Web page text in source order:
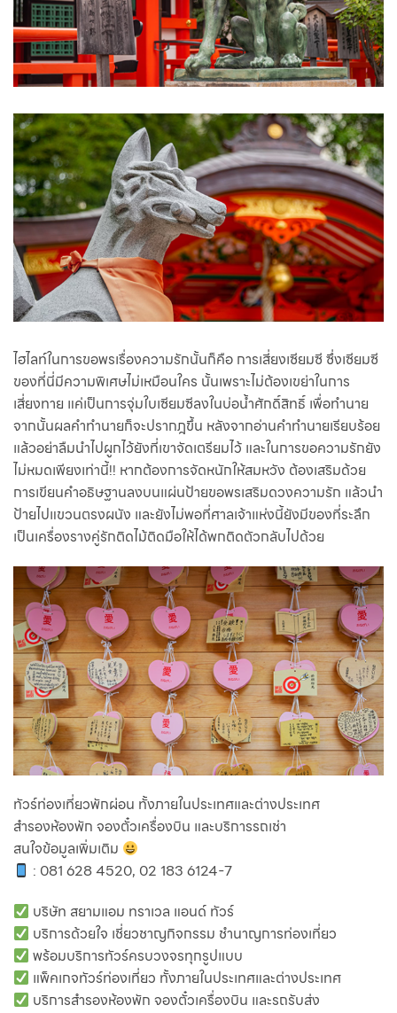
ไฮไลท์ในการขอพรเรื่องความรักนั้นก็คือ การเสี่ยงเซียมซี ซึ่งเซียมซี
ของที่นี่มีความพิเศษไม่เหมือนใคร นั้นเพราะไม่ต้องเขย่าในการ
เสี่ยงทาย แค่เป็นการจุ่มใบเซียมซีลงในบ่อน้ำศักดิ์สิทธิ์ เพื่อทำนาย
จากนั้นผลคำทำนายก็จะปรากฎขึ้น หลังจากอ่านคำทำนายเรียบร้อย
แล้วอย่าลืมนำไปผูกไว้ยังที่เขาจัดเตรียมไว้ และในการขอความรักยัง
ไม่หมดเพียงเท่านี้!! หากต้องการจัดหนักให้สมหวัง ต้องเสริมด้วย
การเขียนคำอธิษฐานลงบนแผ่นป้ายขอพรเสริมดวงความรัก แล้วนำ
ป้ายไปแขวนตรงผนัง และยังไม่พอที่ศาลเจ้าแห่งนี้ยังมีของที่ระลึก
เป็นเครื่องรางคู่รักติดไม้ติดมือให้ได้พกติดตัวกลับไปด้วย
ทัวร์ท่องเที่ยวพักผ่อน ทั้งภายในประเทศและต่างประเทศ
สำรองห้องพัก จองตั๋วเครื่องบิน และบริการรถเช่า
สนใจข้อมูลเพิ่มเติม
: 081 628 4520, 02 183 6124-7
บริษัท สยามแอม ทราเวล แอนด์ ทัวร์
บริการด้วยใจ เชี่ยวชาญกิจกรรม ชำนาญการท่องเที่ยว
พร้อมบริการทัวร์ครบวงจรทุกรูปแบบ
แพ็คเกจทัวร์ท่องเที่ยว ทั้งภายในประเทศและต่างประเทศ
บริการสำรองห้องพัก จองตั๋วเครื่องบิน และรถรับส่ง